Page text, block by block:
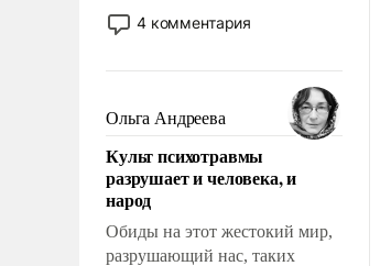
применение которых уже
стало обыденностью. Задача по
сложна и амбициозна. Однако
и ее реализация радикально
поднимет наши боевые
возможности.
4 комментария
Ольга Андреева
Культ психотравмы
разрушает и человека, и
народ
Обиды на этот жестокий мир,
разрушающий нас, таких